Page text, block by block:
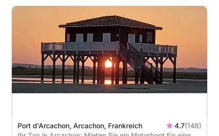
Port d'Arcachon, Arcachon, Frankreich 4.7(148)